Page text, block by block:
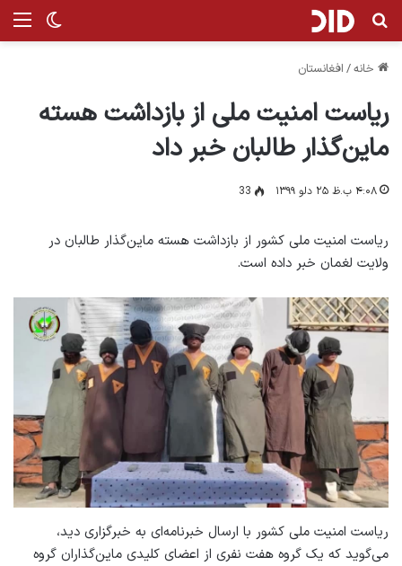
تغییر جستجو برای
خانه/ افغانستان
ریاست امنیت ملی از بازداشت هسته
ماین‌گذار طالبان خبر داد
۴:۰۸ ب.ظ ۲۵ دلو ۱۳۹۹ 33
ریاست امنیت ملی کشور از بازداشت هسته ماین‌گذار طالبان در
ولایت لغمان خبر داده است.
ریاست امنیت ملی کشور با ارسال خبرنامه‌ای به خبرگزاری دید،
می‌گوید که یک گروه هفت نفری از اعضای کلیدی ماین‌گذاران گروه